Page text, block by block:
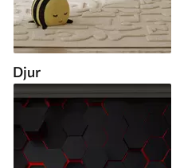
Djur